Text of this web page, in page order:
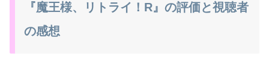
『魔王様、リトライ！R』の評価と視聴者
の感想